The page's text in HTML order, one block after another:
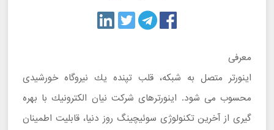
معرفی
اينورتر متصل به شبكه، قلب تپنده يك نيروگاه خورشيدی
محسوب می شود. اينورترهای شركت نيان الكترونيك با بهره
گيری از آخرين تكنولوژی سوئيچينگ روز دنيا، قابليت اطمينان